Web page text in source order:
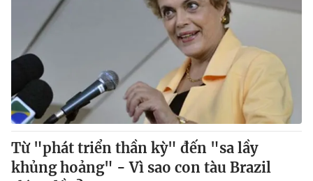
Từ "phát triển thần kỳ" đến "sa lầy
khủng hoảng" - Vì sao con tàu Brazil